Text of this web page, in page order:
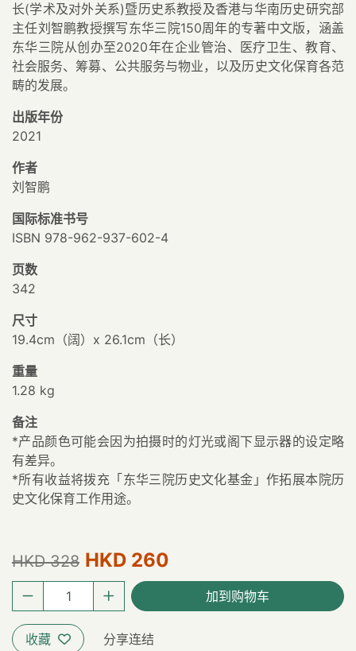
长(学术及对外关系)暨历史系教授及香港与华南历史研究部
主任刘智鹏教授撰写东华三院150周年的专著中文版，涵盖
东华三院从创办至2020年在企业管治、医疗卫生、教育、
社会服务、筹募、公共服务与物业，以及历史文化保育各范
畴的发展。
出版年份
2021
作者
刘智鹏
国际标准书号
ISBN 978-962-937-602-4
页数
342
尺寸
19.4cm（阔）x 26.1cm（长）
重量
1.28 kg
备注
*产品颜色可能会因为拍摄时的灯光或阁下显示器的设定略
有差异。
*所有收益将拨充「东华三院历史文化基金」作拓展本院历
史文化保育工作用途。
HKD 328 HKD 260
加到购物车
收藏 分享连结